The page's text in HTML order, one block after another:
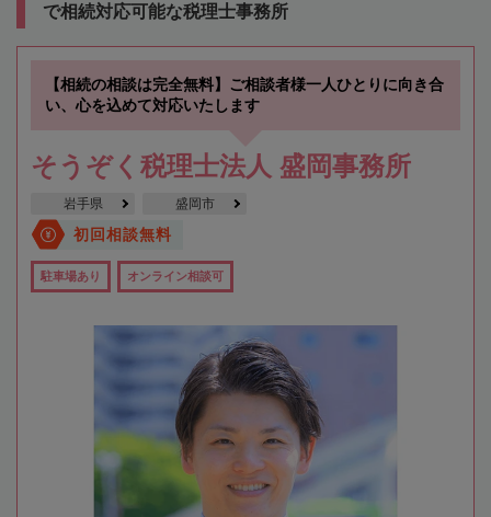
で相続対応可能な税理士事務所
【相続の相談は完全無料】ご相談者様一人ひとりに向き合
い、心を込めて対応いたします
そうぞく税理士法人 盛岡事務所
岩手県 盛岡市
初回相談無料
駐車場あり オンライン相談可